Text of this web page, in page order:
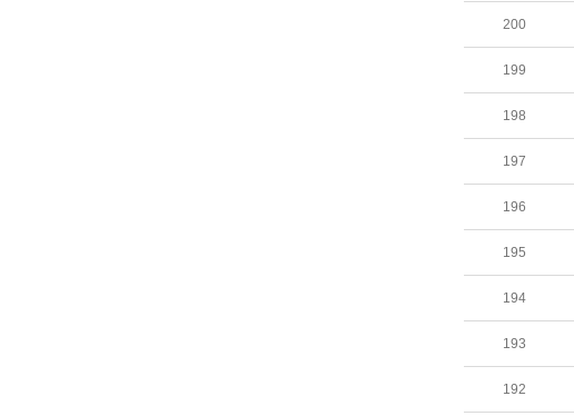
200
199
198
197
196
195
194
193
192